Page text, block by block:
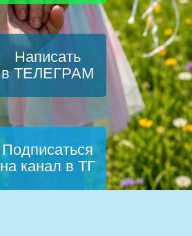
Написать
в ТЕЛЕГРАМ
Подписаться
на канал в ТГ